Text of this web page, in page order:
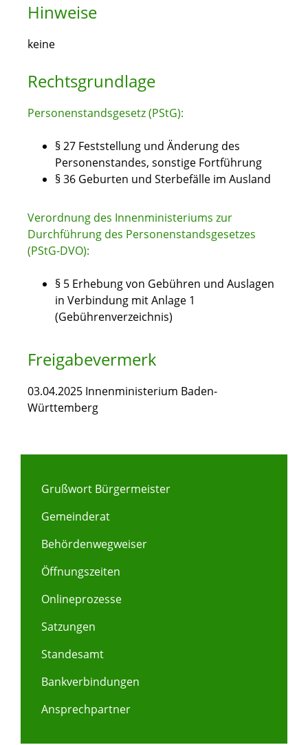
Hinweise
keine
Rechtsgrundlage
Personenstandsgesetz (PStG):
§ 27 Feststellung und Änderung des
Personenstandes, sonstige Fortführung
§ 36 Geburten und Sterbefälle im Ausland
Verordnung des Innenministeriums zur
Durchführung des Personenstandsgesetzes
(PStG-DVO):
§ 5 Erhebung von Gebühren und Auslagen
in Verbindung mit Anlage 1
(Gebührenverzeichnis)
Freigabevermerk
03.04.2025 Innenministerium Baden-
Württemberg
Grußwort Bürgermeister
Gemeinderat
Behördenwegweiser
Öffnungszeiten
Onlineprozesse
Satzungen
Standesamt
Bankverbindungen
Ansprechpartner